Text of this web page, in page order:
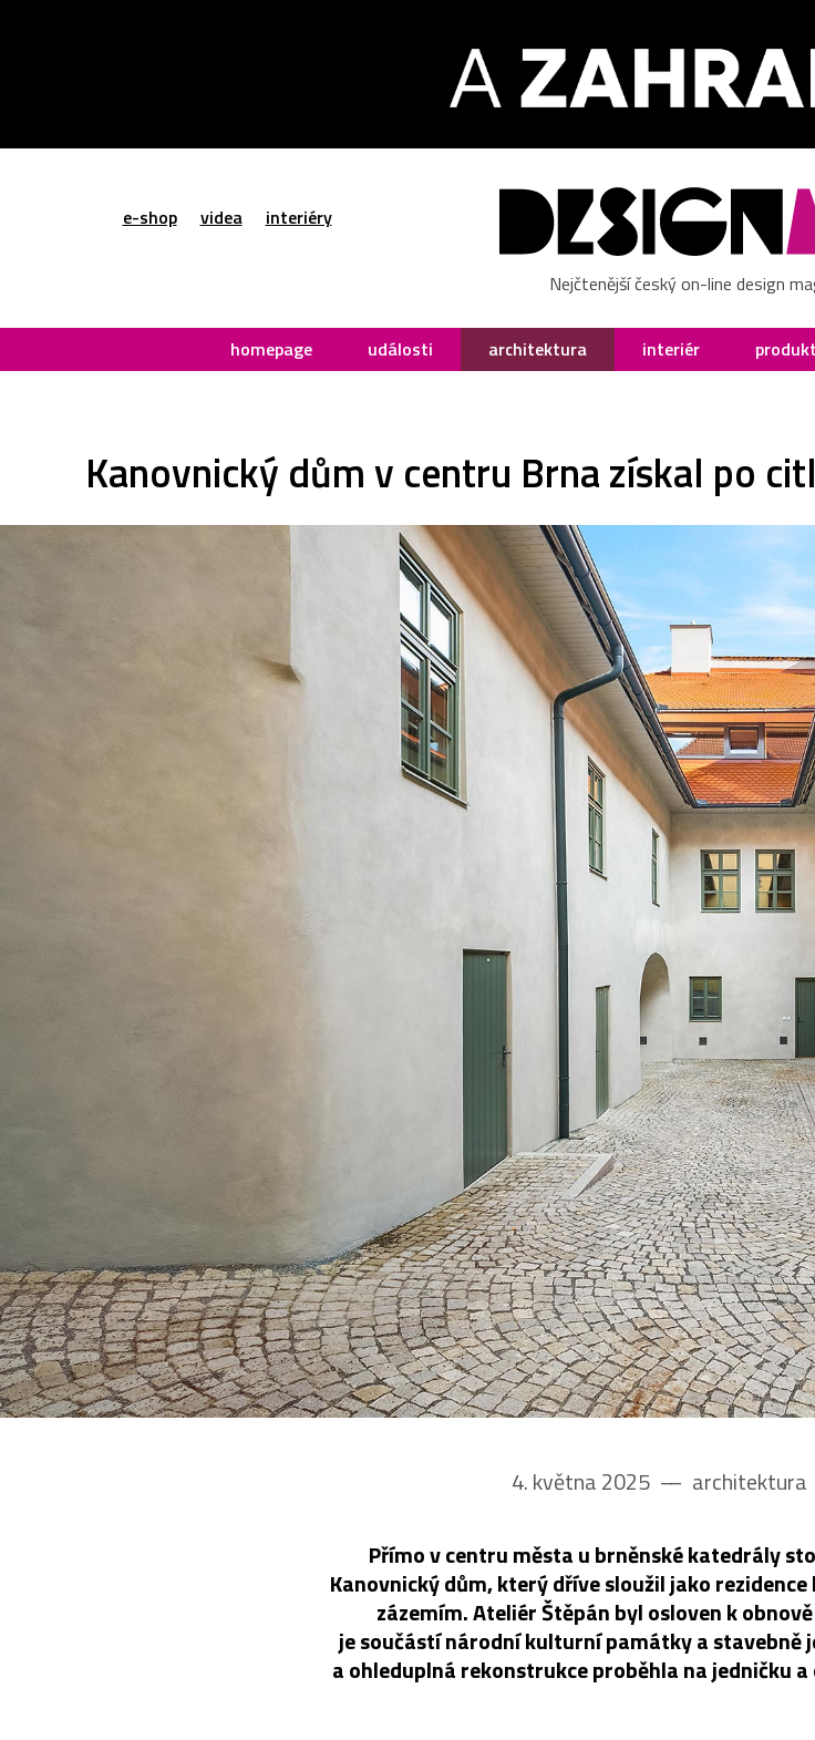
e-shop videa interiéry
Nejčtenější český on-line design
homepage události architektura interiér
Kanovnický dům v centru Brna získal po
4. května 2025 –– architektura
Přímo v centru města u brněnské katedrály
Kanovnický dům, který dříve sloužil jako
zázemím. Ateliér Štěpán byl osloven k
je součástí národní kulturní památky a stavebně
a ohleduplná rekonstrukce proběhla na jedničku